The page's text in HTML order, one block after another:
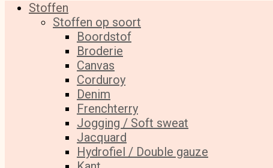
Stoffen
Stoffen op soort
Boordstof
Broderie
Canvas
Corduroy
Denim
Frenchterry
Jogging / Soft sweat
Jacquard
Hydrofiel / Double gauze